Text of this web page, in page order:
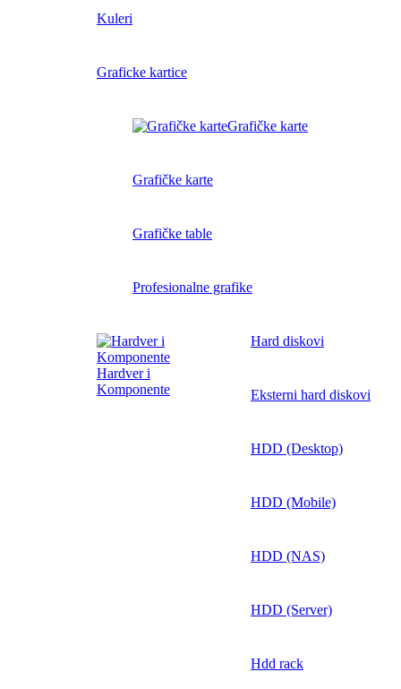
Kuleri
Graficke kartice
Grafičke karte
Grafičke karte
Grafičke table
Profesionalne grafike
Hardver i
Komponente
Hard diskovi
Eksterni hard diskovi
HDD (Desktop)
HDD (Mobile)
HDD (NAS)
HDD (Server)
Hdd rack